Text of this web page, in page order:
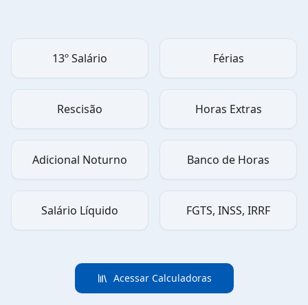
13º Salário Férias
Rescisão Horas Extras
Adicional Noturno Banco de Horas
Salário Líquido FGTS, INSS, IRRF
Acessar Calculadoras